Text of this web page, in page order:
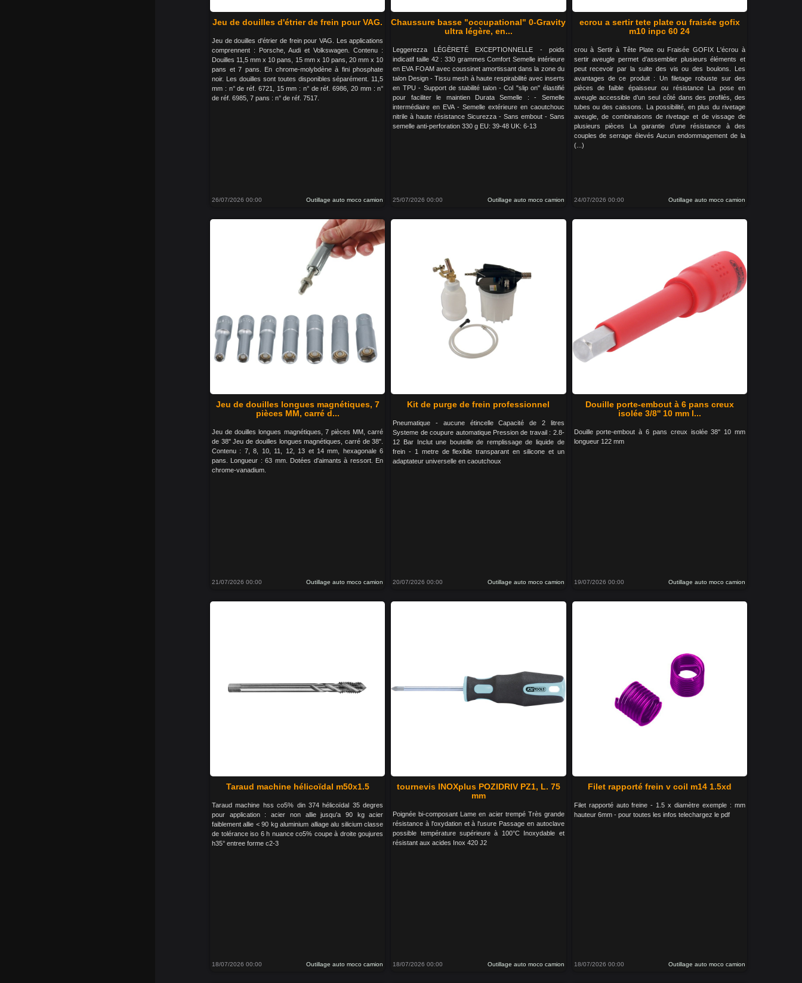
Jeu de douilles d'étrier de frein pour VAG.
Jeu de douilles d'étrier de frein pour VAG. Les applications
comprennent : Porsche, Audi et Volkswagen. Contenu :
Douilles 11,5 mm x 10 pans, 15 mm x 10 pans, 20 mm x 10
pans et 7 pans. En chrome-molybdène à fini phosphate
noir. Les douilles sont toutes disponibles séparément. 11,5
mm : n° de réf. 6721, 15 mm : n° de réf. 6986, 20 mm : n°
de réf. 6985, 7 pans : n° de réf. 7517.
26/07/2026 00:00 Outillage auto moco camion
Chaussure basse "occupational" 0-Gravity
ultra légère, en...
Leggerezza LÉGÈRETÉ EXCEPTIONNELLE - poids
indicatif taille 42 : 330 grammes Comfort Semelle intérieure
en EVA FOAM avec coussinet amortissant dans la zone du
talon Design - Tissu mesh à haute respirabilité avec inserts
en TPU - Support de stabilité talon - Col "slip on" élastifié
pour faciliter le maintien Durata Semelle : - Semelle
intermédiaire en EVA - Semelle extérieure en caoutchouc
nitrile à haute résistance Sicurezza - Sans embout - Sans
semelle anti-perforation 330 g EU: 39-48 UK: 6-13
25/07/2026 00:00 Outillage auto moco camion
ecrou a sertir tete plate ou fraisée gofix
m10 inpc 60 24
crou à Sertir à Tête Plate ou Fraisée GOFIX L'écrou à
sertir aveugle permet d’assembler plusieurs éléments et
peut recevoir par la suite des vis ou des boulons. Les
avantages de ce produit : Un filetage robuste sur des
pièces de faible épaisseur ou résistance La pose en
aveugle accessible d’un seul côté dans des profilés, des
tubes ou des caissons. La possibilité, en plus du rivetage
aveugle, de combinaisons de rivetage et de vissage de
plusieurs pièces La garantie d’une résistance à des
couples de serrage élevés Aucun endommagement de la
(...)
24/07/2026 00:00 Outillage auto moco camion
Jeu de douilles longues magnétiques, 7
pièces MM, carré d...
Jeu de douilles longues magnétiques, 7 pièces MM, carré
de 38" Jeu de douilles longues magnétiques, carré de 38".
Contenu : 7, 8, 10, 11, 12, 13 et 14 mm, hexagonale 6
pans. Longueur : 63 mm. Dotées d'aimants à ressort. En
chrome-vanadium.
21/07/2026 00:00 Outillage auto moco camion
Kit de purge de frein professionnel
Pneumatique - aucune étincelle Capacité de 2 litres
Systeme de coupure automatique Pression de travail : 2.8-
12 Bar Inclut une bouteille de remplissage de liquide de
frein - 1 metre de flexible transparant en silicone et un
adaptateur universelle en caoutchoux
20/07/2026 00:00 Outillage auto moco camion
Douille porte-embout à 6 pans creux
isolée 3/8'' 10 mm l...
Douille porte-embout à 6 pans creux isolée 38'' 10 mm
longueur 122 mm
19/07/2026 00:00 Outillage auto moco camion
Taraud machine hélicoïdal m50x1.5
Taraud machine hss co5% din 374 hélicoïdal 35 degres
pour application : acier non allie jusqu'a 90 kg acier
faiblement allie < 90 kg aluminium alliage alu silicium classe
de tolérance iso 6 h nuance co5% coupe à droite goujures
h35° entree forme c2-3
18/07/2026 00:00 Outillage auto moco camion
tournevis INOXplus POZIDRIV PZ1, L. 75
mm
Poignée bi-composant Lame en acier trempé Très grande
résistance à l'oxydation et à l'usure Passage en autoclave
possible température supérieure à 100°C Inoxydable et
résistant aux acides Inox 420 J2
18/07/2026 00:00 Outillage auto moco camion
Filet rapporté frein v coil m14 1.5xd
Filet rapporté auto freine - 1.5 x diamètre exemple : mm
hauteur 6mm - pour toutes les infos telechargez le pdf
18/07/2026 00:00 Outillage auto moco camion